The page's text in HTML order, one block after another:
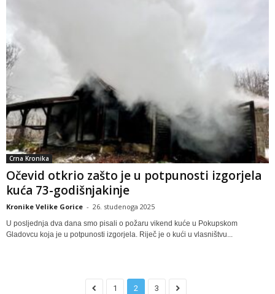
Crna Kronika
Očevid otkrio zašto je u potpunosti izgorjela
kuća 73-godišnjakinje
Kronike Velike Gorice - 26. studenoga 2025
U posljednja dva dana smo pisali o požaru vikend kuće u Pokupskom
Gladovcu koja je u potpunosti izgorjela. Riječ je o kući u vlasništvu...
1 2 3